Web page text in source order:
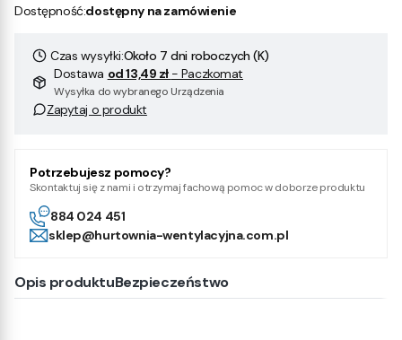
Dostępność:dostępny na zamówienie
Czas wysyłki:Około 7 dni roboczych (K)
Dostawa od 13,49 zł - Paczkomat
Wysyłka do wybranego Urządzenia
Zapytaj o produkt
Potrzebujesz pomocy?
Skontaktuj się z nami i otrzymaj fachową pomoc w doborze produktu
884 024 451
sklep@hurtownia-wentylacyjna.com.pl
Opis produktuBezpieczeństwo